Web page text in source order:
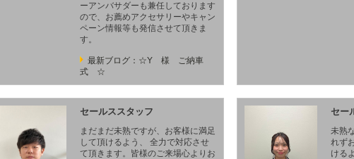
ーアンバサダーも兼任しております
ので、お薦めアクセサリーやキャン
ペーン情報等も発信させて頂きま
す。
最新ブログ：☆Y 様 ご納車
式 ☆
セールススタッフ
まだまだ未熟ですが、お客様に満足
して頂けるよう、 全力で対応させ
て頂きます。皆様のご来場心よりお
セー
未熟
れず
ける